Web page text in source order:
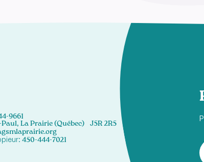
9661
Paul, La Prairie (Québec) J5R 2R5
450-444-7021